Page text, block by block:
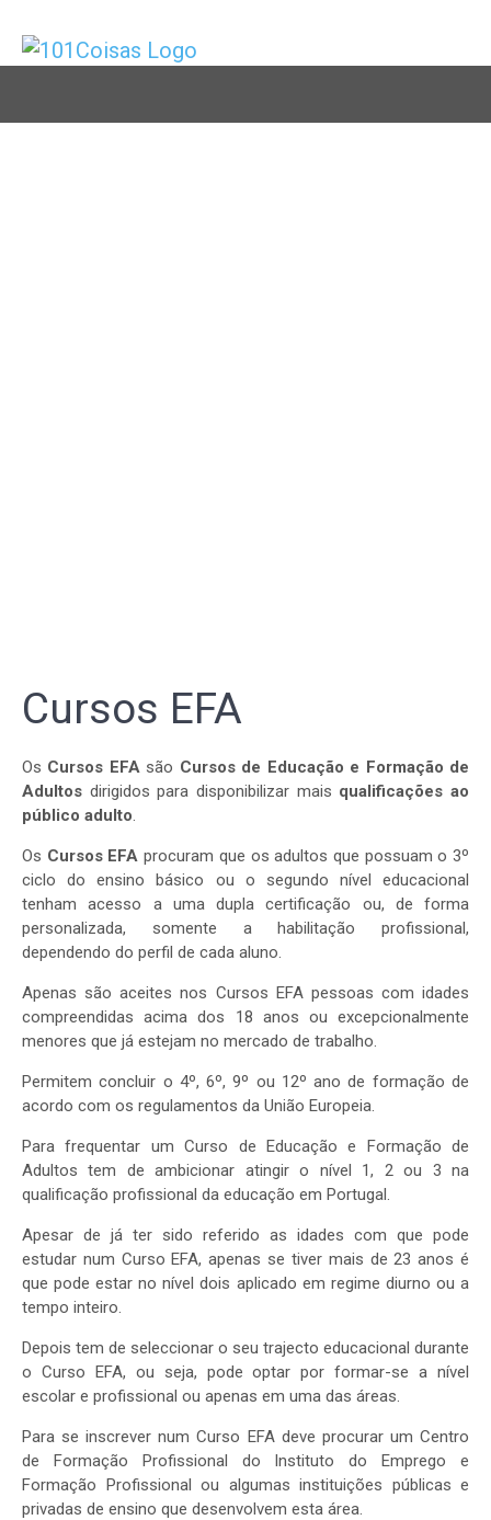
Cursos EFA
Os Cursos EFAsão Cursos de Educação e Formação de
Adultos dirigidos para disponibilizar mais qualificações ao
público adulto.
Os Cursos EFA procuram que os adultos que possuam o 3º
ciclo do ensino básico ou o segundo nível educacional
tenham acesso a uma dupla certificação ou, de forma
personalizada, somente a habilitação profissional,
dependendo do perfil de cada aluno.
Apenas são aceites nos Cursos EFA pessoas com idades
compreendidas acima dos 18 anos ou excepcionalmente
menores que já estejam no mercado de trabalho.
Permitem concluir o 4º, 6º, 9º ou 12º ano de formação de
acordo com os regulamentos da União Europeia.
Para frequentar um Curso de Educação e Formação de
Adultos tem de ambicionar atingir o nível 1, 2 ou 3 na
qualificação profissional da educação em Portugal.
Apesar de já ter sido referido as idades com que pode
estudar num Curso EFA, apenas se tiver mais de 23 anos é
que pode estar no nível dois aplicado em regime diurno ou a
tempo inteiro.
Depois tem de seleccionar o seu trajecto educacional durante
o Curso EFA, ou seja, pode optar por formar-se a nível
escolar e profissional ou apenas em uma das áreas.
Para se inscrever num Curso EFA deve procurar um Centro
de Formação Profissional do Instituto do Emprego e
Formação Profissional ou algumas instituições públicas e
privadas de ensino que desenvolvem esta área.